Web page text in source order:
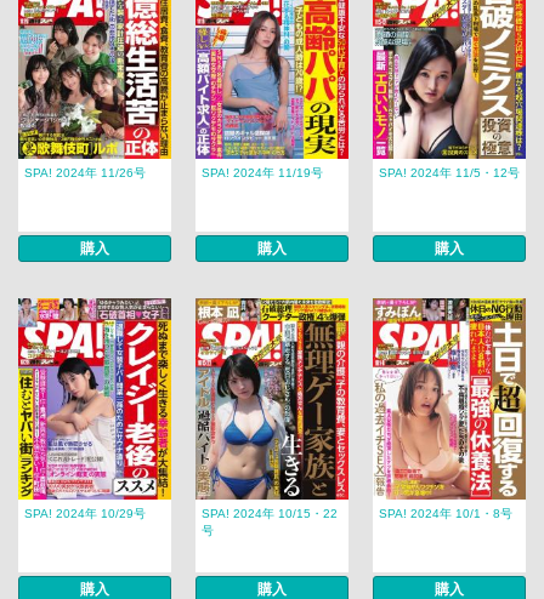
SPA! 2024年 11/26号
購入
SPA! 2024年 11/19号
購入
SPA! 2024年 11/5・12号
購入
SPA! 2024年 10/29号
購入
SPA! 2024年 10/15・22
号
購入
SPA! 2024年 10/1・8号
購入